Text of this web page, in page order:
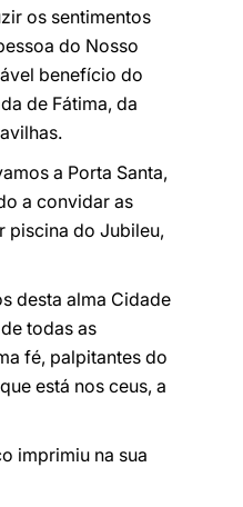
os sentimentos
do Nosso
benefício do
de Fátima, da
a Porta Santa,
a convidar as
piscina do Jubileu,
desta alma Cidade
todas as
fé, palpitantes do
está nos ceus, a
imprimiu na sua